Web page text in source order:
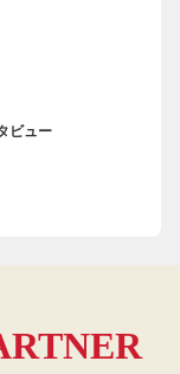
ビュー